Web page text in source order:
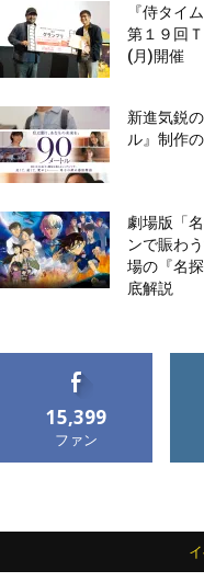
『侍タイ
第１９回
(月)開催
新進気鋭
ル』制作
劇場版「
ンで賑わ
場の『名
底解説
15,399
ファン